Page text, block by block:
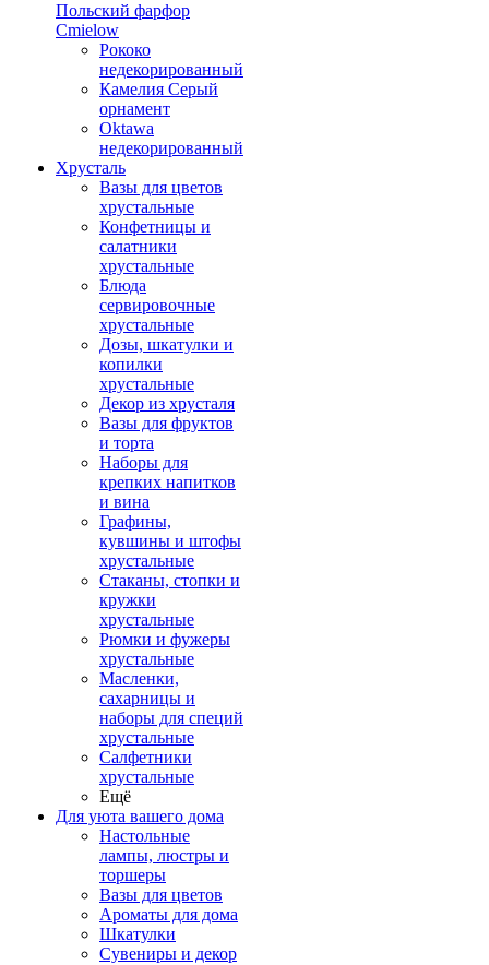
Польский фарфор
Сmielow
Рококо
недекорированный
Камелия Серый
орнамент
Oktawa
недекорированный
Хрусталь
Вазы для цветов
хрустальные
Конфетницы и
салатники
хрустальные
Блюда
сервировочные
хрустальные
Дозы, шкатулки и
копилки
хрустальные
Декор из хрусталя
Вазы для фруктов
и торта
Наборы для
крепких напитков
и вина
Графины,
кувшины и штофы
хрустальные
Стаканы, стопки и
кружки
хрустальные
Рюмки и фужеры
хрустальные
Масленки,
сахарницы и
наборы для специй
хрустальные
Салфетники
хрустальные
Ещё
Для уюта вашего дома
Настольные
лампы, люстры и
торшеры
Вазы для цветов
Ароматы для дома
Шкатулки
Сувениры и декор